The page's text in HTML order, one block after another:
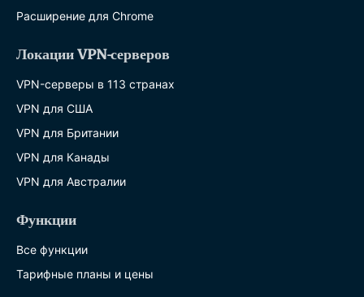
Расширение для Chrome
Локации VPN-серверов
VPN-серверы в 113 странах
VPN для США
VPN для Британии
VPN для Канады
VPN для Австралии
Функции
Все функции
Тарифные планы и цены